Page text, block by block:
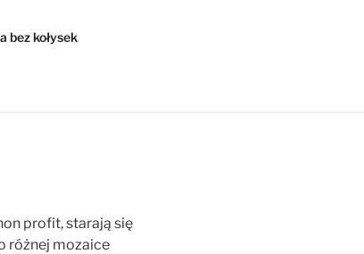
bez kołysek
profit, starają się
różnej mozaice